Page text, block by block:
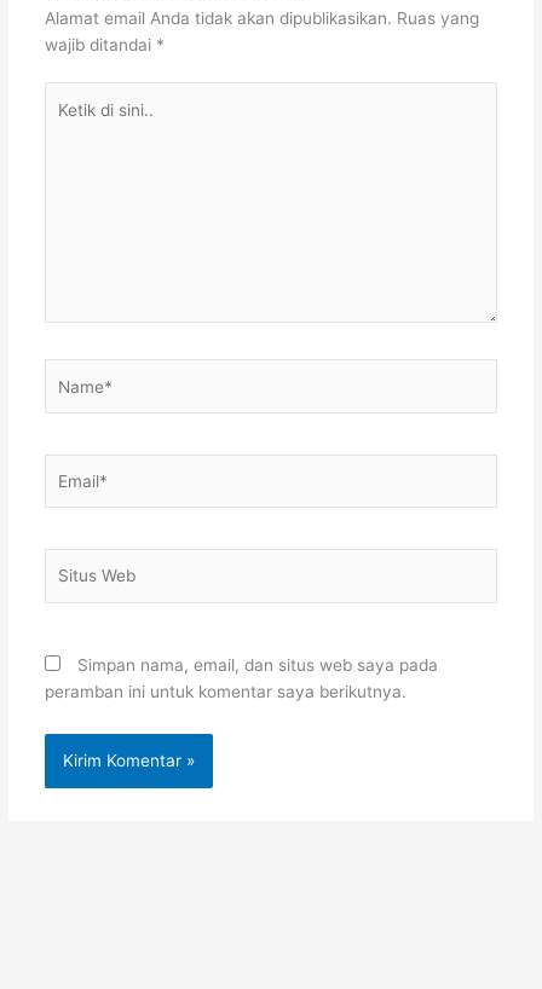
Alamat email Anda tidak akan dipublikasikan. Ruas yang
wajib ditandai *
Web
Simpan nama, email, dan situs web saya pada
peramban ini untuk komentar saya berikutnya.